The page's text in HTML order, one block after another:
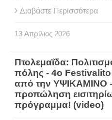
Διαβάστε Περισσότερα
13 Απρίλιος 2026
Πτολεμαΐδα:
πόλης - 4ο Festivalito
από την ΥΨΙΚΑΜΙΝΟ -
προπώληση
πρόγραμμα! (video)